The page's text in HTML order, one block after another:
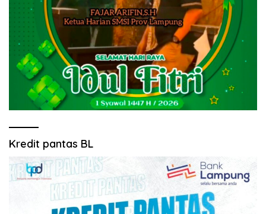
Kredit pantas BL